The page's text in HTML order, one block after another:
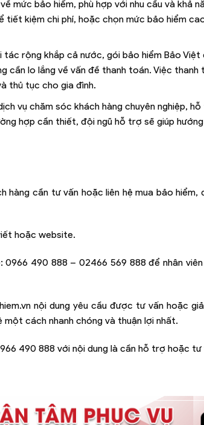
mức bảo hiểm, phù hợp với nhu cầu và khả
tiết kiệm chi phí, hoặc chọn mức bảo hiểm
rộng khắp cả nước, gói bảo hiểm Bảo Việt
cần lo lắng về vấn đề thanh toán. Việc
thủ tục cho gia đình.
vụ chăm sóc khách hàng chuyên nghiệp,
hợp cần thiết, đội ngũ hỗ trợ sẽ giúp
hàng cần tư vấn hoặc liên hệ mua bảo hiểm,
hoặc website.
0966 490 888 – 02466 569 888để nhân
nội dung yêu cầu được tư vấn hoặc
cách nhanh chóng và thuận lợi nhất.
490 888 với nội dung là cần hỗ trợ hoặc tư